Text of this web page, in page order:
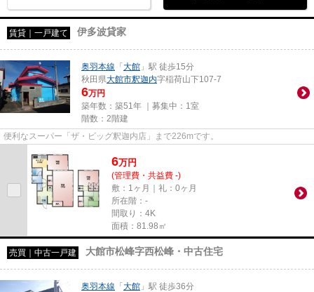
賃貸｜一戸建て 伊多波貸家
奥羽本線 「 大館 」駅 徒歩15分
秋田県大館市釈迦内字稲荷山下107-7
6万円
築年数：築51年 ｜募集中： 1室
階数：2階建
便利なスーパー「ザ・ビッグ釈迦内店」まで226mです。
6万円
(管理費・共益費 -)
敷：1ヶ月｜礼：0ヶ月
所在階：-
間取り：4K
面積：81.98㎡
売買｜中古一戸建 大館市松峰字西松峰・中古住宅
奥羽本線 「 大館 」駅 徒歩36分